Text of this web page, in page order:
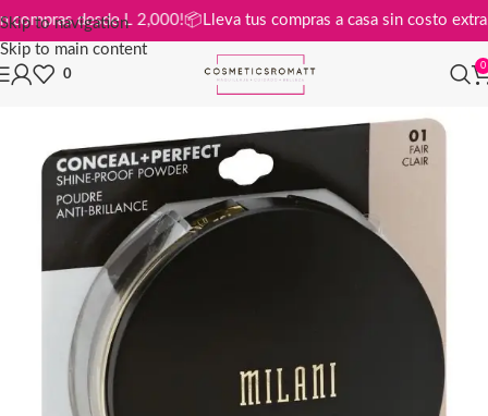
Skip to navigation
Skip to main content
en compras desde L 2,000! 📦Lleva tus compras a casa sin costo
0
0